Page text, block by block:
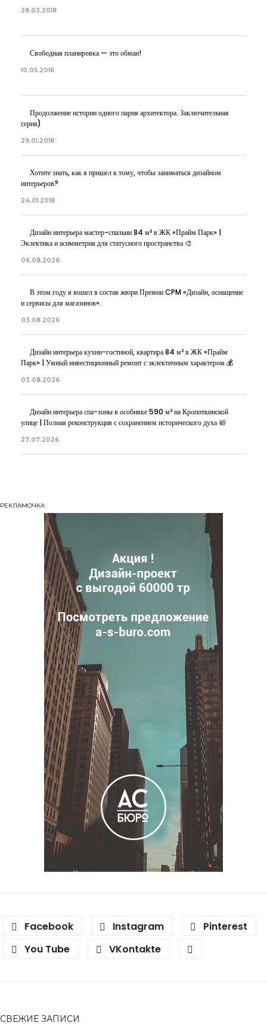
28.03.2018
Свободная планировка — это обман!
10.05.2016
Продолжение истории одного парня архитектора. Заключительная
серия)
29.01.2018
Хотите знать, как я пришел к тому, чтобы заниматься дизайном
интерьеров?
24.01.2018
Дизайн интерьера мастер-спальни 84 м² в ЖК «Прайм Парк» |
Эклектика и асимметрия для статусного пространства 🎨
06.08.2026
В этом году я вошел в состав жюри Премии CPM «Дизайн, оснащение
и сервисы для магазинов».
03.08.2026
Дизайн интерьера кухни-гостиной, квартира 84 м² в ЖК «Прайм
Парк» | Умный инвестиционный ремонт с эклектичным характером 💰
03.08.2026
Дизайн интерьера спа-зоны в особняке 590 м² на Кропоткинской
улице | Полная реконструкция с сохранением исторического духа 🛀
27.07.2026
РЕКЛАМОЧКА
Facebook Instagram
Pinterest
You Tube
VKontakte
СВЕЖИЕ ЗАПИСИ